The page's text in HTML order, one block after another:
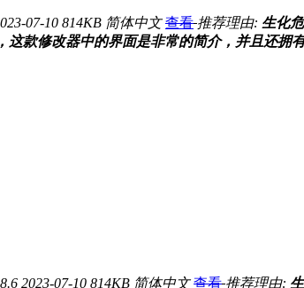
07-10 814KB 简体中文 查看 推荐理由: 生化
款修改器中的界面是非常的简介，并且还拥
8.6 2023-07-10 814KB 简体中文 查看 推荐理由: